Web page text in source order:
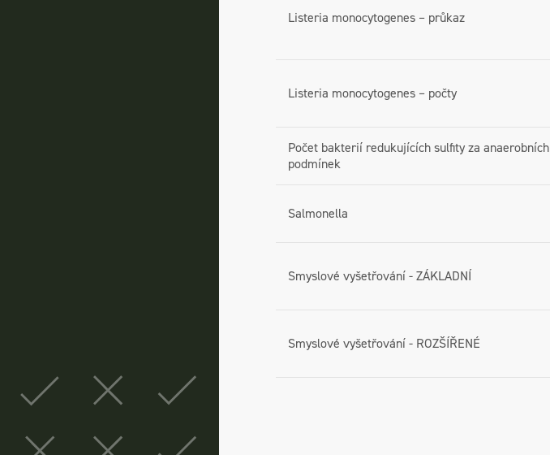
Listeria monocytogenes – průkaz
Listeria monocytogenes – počty
Počet bakterií redukujících sulfity za anaerobních
podmínek
Salmonella
Smyslové vyšetřování - ZÁKLADNÍ
Smyslové vyšetřování - ROZŠÍŘENÉ